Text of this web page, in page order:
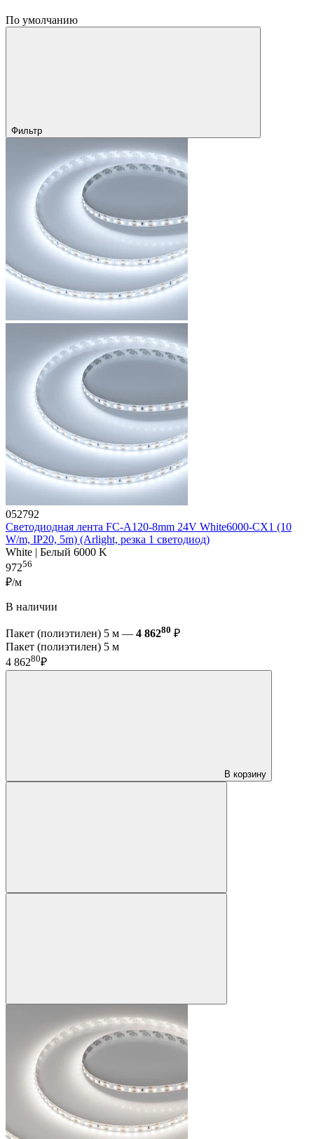
По умолчанию
Фильтр
052792
Светодиодная лента FC-A120-8mm 24V White6000-CX1 (10
W/m, IP20, 5m) (Arlight, резка 1 светодиод)
White | Белый 6000 K
97256
₽/м
В наличии
Пакет (полиэтилен) 5 м — 4 86280 ₽
Пакет (полиэтилен) 5 м
4 86280₽
В корзину